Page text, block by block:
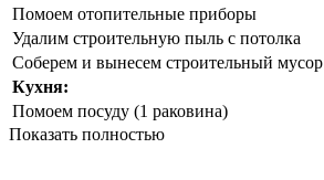
Помоем отопительные приборы
Удалим строительную пыль с потолка
Соберем и вынесем строительный мусор
Кухня:
Помоем посуду (1 раковина)
Показать полностью